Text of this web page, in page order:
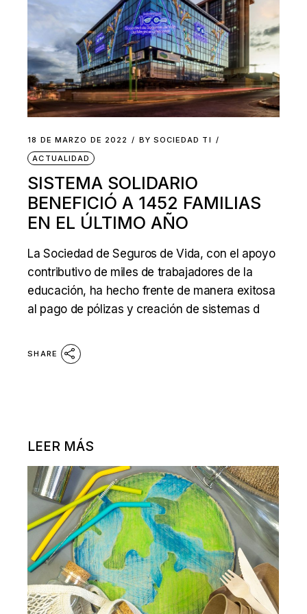
18 DE MARZO DE 2022 BY SOCIEDAD TI
ACTUALIDAD
SISTEMA SOLIDARIO
BENEFICIÓ A 1452 FAMILIAS
EN EL ÚLTIMO AÑO
La Sociedad de Seguros de Vida, con el apoyo
contributivo de miles de trabajadores de la
educación, ha hecho frente de manera exitosa
al pago de pólizas y creación de sistemas d
SHARE
LEER MÁS